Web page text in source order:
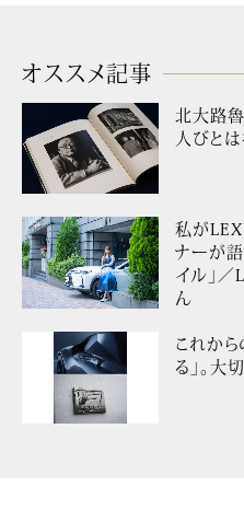
オススメ記事
北大路
人びと
私が
ナーが語
イル」
ん
これから
る」。